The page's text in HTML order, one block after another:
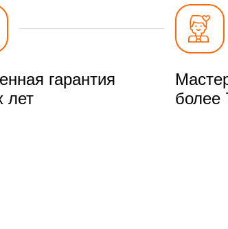
гарантия
лет
более